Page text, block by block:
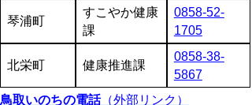
琴浦町
すこやか健康
課
0858-52-
1705
北栄町 健康推進課
0858-38-
5867
鳥取いのちの電話（外部リンク）